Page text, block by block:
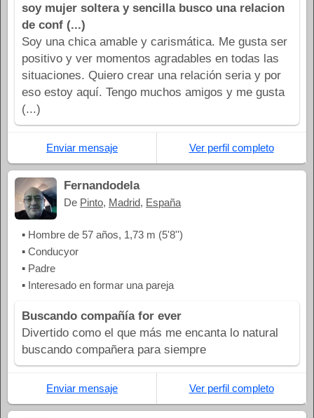
soy mujer soltera y sencilla busco una relacion
de conf (...)
Soy una chica amable y carismática. Me gusta ser
positivo y ver momentos agradables en todas las
situaciones. Quiero crear una relación seria y por
eso estoy aquí. Tengo muchos amigos y me gusta
(...)
Enviar mensaje Ver perfil completo
Fernandodela
De Pinto, Madrid, España
▪ Hombre de 57 años, 1,73 m (5'8'')
▪ Conducyor
▪ Padre
▪ Interesado en formar una pareja
Buscando compañía for ever
Divertido como el que más me encanta lo natural
buscando compañera para siempre
Enviar mensaje Ver perfil completo